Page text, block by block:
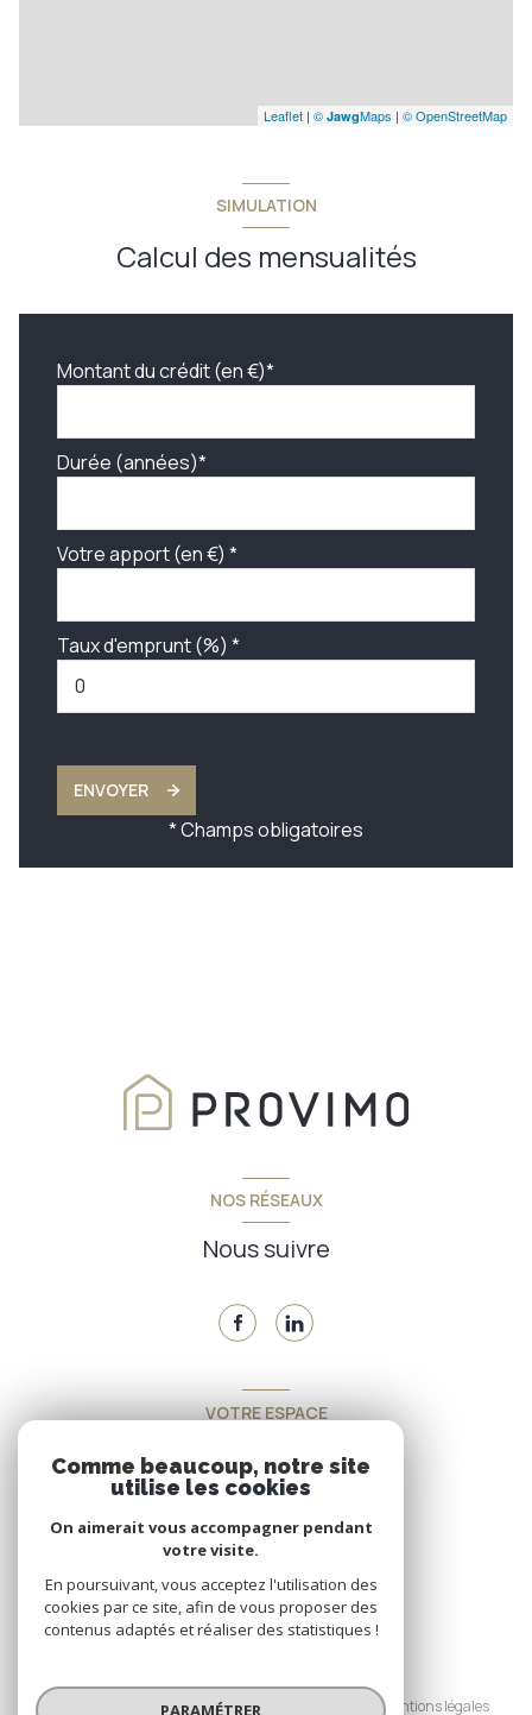
Leaflet | © JawgMaps | © OpenStreetMap
SIMULATION
Calcul des mensualités
Montant du crédit (en €)*
Durée (années)*
Votre apport (en €) *
Taux d'emprunt (%) *
ENVOYER
* Champs obligatoires
NOS RÉSEAUX
Nous suivre
VOTRE ESPACE
Espace propriétaire
SE CONNECTER
Nos honoraires
Nos partenaires Mentions légales
Comme beaucoup, notre site
utilise les cookies
On aimerait vous accompagner pendant
votre visite.
En poursuivant, vous acceptez l'utilisation des
cookies par ce site, afin de vous proposer des
contenus adaptés et réaliser des statistiques !
PARAMÉTRER